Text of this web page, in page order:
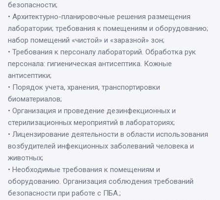
безопасности;
• Архитектурно-планировочные решения размещения
лаборатории; требования к помещениям и оборудованию;
набор помещений «чистой» и «заразной» зон;
• Требования к персоналу лабораторий. Обработка рук
персонала: гигиеническая антисептика. Кожные
антисептики;
• Порядок учета, хранения, транспортировки
биоматериалов;
• Организация и проведение дезинфекционных и
стерилизационных мероприятий в лабораториях;
• Лицензирование деятельности в области использования
возбудителей инфекционных заболеваний человека и
животных;
• Необходимые требования к помещениям и
оборудованию. Организация соблюдения требований
безопасности при работе с ПБА.;